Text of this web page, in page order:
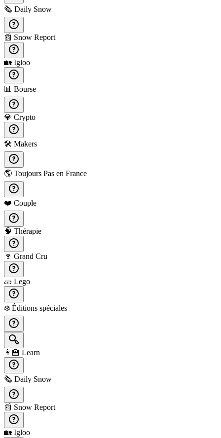
🗞️ Daily Snow
📰 Snow Report
🏡 Igloo
📊 Bourse
💎 Crypto
🛠️ Makers
🌎 Toujours Pas en France
❤️ Couple
🧠 Thérapie
🍷 Grand Cru
🧱 Lego
❄️ Éditions spéciales
👩‍🏫 Learn
🗞️ Daily Snow
📰 Snow Report
🏡 Igloo